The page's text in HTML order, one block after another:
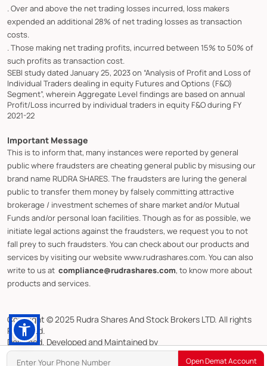
. Over and above the net trading losses incurred, loss makers
expended an additional 28% of net trading losses as transaction
costs.
. Those making net trading profits, incurred between 15% to 50% of
such profits as transaction cost.
SEBI study dated January 25, 2023 on “Analysis of Profit and Loss of
Individual Traders dealing in equity Futures and Options (F&O)
Segment”, wherein Aggregate Level findings are based on annual
Profit/Loss incurred by individual traders in equity F&O during FY
2021-22
Important Message
This is to inform that, many instances were reported by general
public where fraudsters are cheating general public by misusing our
brand name RUDRA SHARES. The fraudsters are luring the general
public to transfer them money by falsely committing attractive
brokerage / investment schemes of share market and/or Mutual
Funds and/or personal loan facilities. Though as for as possible, we
initiate legal actions against the fraudsters, we request you to not
fall prey to such fraudsters. You can check about our products and
services by visiting our website www.rudrashares.com. You can also
write to us at compliance@rudrashares.com, to know more about
products and services.
Copyright © 2025 Rudra Shares And Stock Brokers LTD. All rights
Reserved.
Designed, Developed and Maintained by
CMOTS InfoTech (ISO 9001:2015 & ISO/IEC 27001:2022 Certified)
Open Demat Account